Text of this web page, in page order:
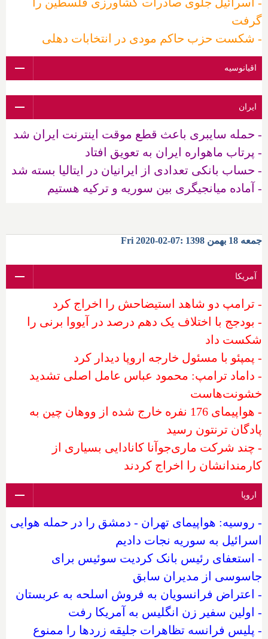
گرفت
- شکست حزب حاکم مودی در انتخابات دهلی
اقیانوسیه
ایران
- حمله سایبری باعث قطع موقت اینترنت ایران شد
- پرتاب ماهواره ایران به تعویق افتاد
- حساب بانکی تعدادی از ایرانیان در ایتالیا بسته شد
- آماده میانجیگری بین سوریه و ترکیه هستیم
جمعه 18 بهمن 1398 :07-02-2020 Fri
آمریکا
- ترامپ دو شاهد استیضاحش را اخراج کرد
- بودجج با اختلاف یک دهم درصد در آیووا برنی را
شکست داد
- پمپئو با مسئول خارجه اروپا دیدار کرد
- داماد ترامپ: محمود عباس عامل اصلی تشدید
خشونت‌هاست
- هواپیمای 176 نفره خارج شده از ووهان چین به
پادگان ترنتون رسید
- چند شرکت ماری‌جوآنا کانادایی بسیاری از
کارمندانشان را اخراج کردند
اروپا
- روسیه: هواپیمای تهران - دمشق را در حمله هوایی
اسرائیل به سوریه نجات دادیم
- استعفای رئیس بانک کردیت سوئیس برای
جاسوسی از مدیران سابق
- اعتراض فرانسویان به فروش اسلحه به عربستان
- اولین سفیر زن انگلیس به آمریکا رفت
- پلیس فرانسه تظاهرات جلیقه زردها را ممنوع